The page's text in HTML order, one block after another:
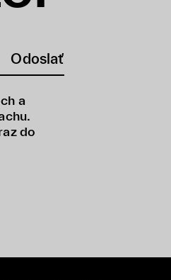
Odoslať
a
do